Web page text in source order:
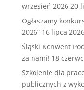
wrzesień 2026 20
Ogłaszamy
2026” 16 lipca 2026
Śląski Konwent
za nami! 18
Szkolenie dla
publicznych z